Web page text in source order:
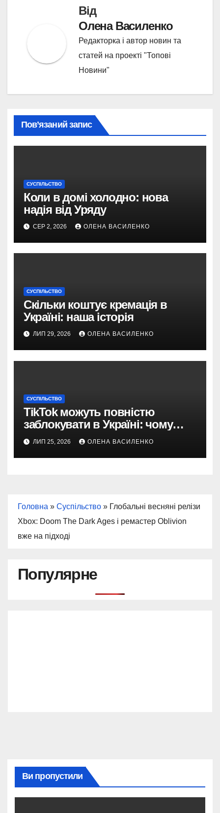
Від
Олена Василенко
Редакторка і автор новин та
статей на проекті "Топові
Новини"
Пов’язаний запис
СУСПІЛЬСТВО
Коли в домі холодно: нова
надія від Уряду
СЕР 2, 2026 ОЛЕНА ВАСИЛЕНКО
СУСПІЛЬСТВО
Скільки коштує кремація в
Україні: наша історія
ЛИП 29, 2026 ОЛЕНА ВАСИЛЕНКО
СУСПІЛЬСТВО
TikTok можуть повністю
заблокувати в Україні: чому
з’явилася така пропозиція
ЛИП 25, 2026 ОЛЕНА ВАСИЛЕНКО
Головна » Суспільство » Глобальні весняні релізи
Xbox: Doom The Dark Ages і ремастер Oblivion
вже на підході
Популярне
Ви пропустили